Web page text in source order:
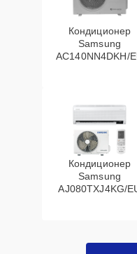
Кондиционер
Samsung
AC140NN4DKH/
Кондиционер
Samsung
AJ080TXJ4KG/